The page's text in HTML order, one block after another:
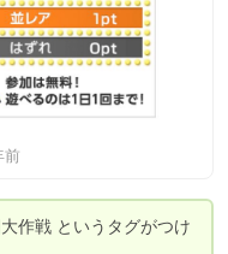
前
作戦 というタグがつけ